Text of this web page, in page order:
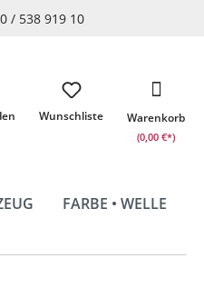
/ 538 919 10
Wunschliste Warenkorb
(0,00 €*)
FARBE • WELLE